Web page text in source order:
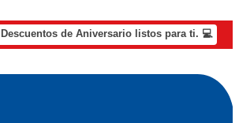
de Aniversario listos para ti. 💻